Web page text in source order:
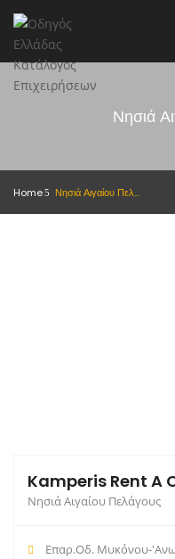
Νησιά
Home Νησιά Αιγαίου Πελάγους
Kamperis Rent A
Νησιά Αιγαίου Πελάγους
Επαρ.Οδ. Μυκόνου-'Ανω